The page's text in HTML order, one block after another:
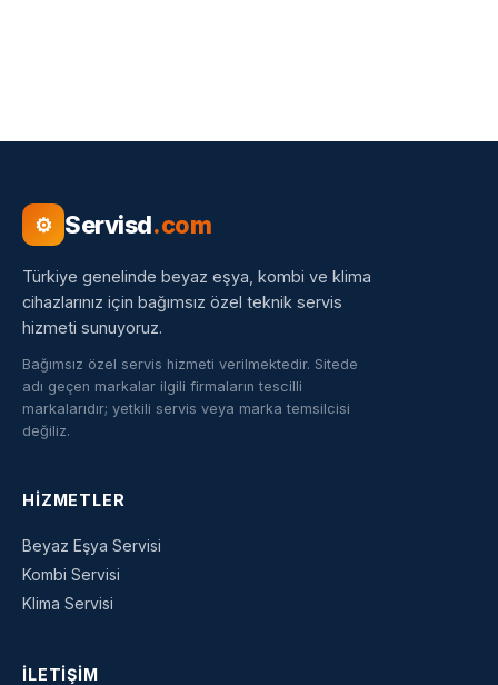
⚙ Servisd.com
Türkiye genelinde beyaz eşya, kombi ve klima
cihazlarınız için bağımsız özel teknik servis
hizmeti sunuyoruz.
Bağımsız özel servis hizmeti verilmektedir. Sitede
adı geçen markalar ilgili firmaların tescilli
markalarıdır; yetkili servis veya marka temsilcisi
değiliz.
HIZMETLER
Beyaz Eşya Servisi
Kombi Servisi
Klima Servisi
İLETIŞIM